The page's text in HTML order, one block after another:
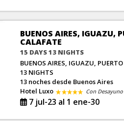
BUENOS AIRES, IGUAZU,
CALAFATE
15 DAYS 13 NIGHTS
BUENOS AIRES, IGUAZU,
13 NIGHTS
13 noches desde Buenos Aires
Hotel Luxo
Con Desayuno
7 jul-23 al 1 ene-30